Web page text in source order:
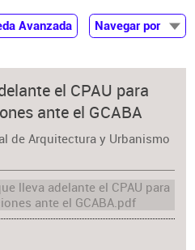
Avanzada
Navegar por
Autor
Colaborador
Materia
el CPAU para
ante el GCABA
de Arquitectura y Urbanismo